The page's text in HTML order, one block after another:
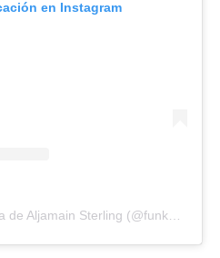
en Instagram
Una publicación compartida de Aljamain Sterling (@funkmastermma)